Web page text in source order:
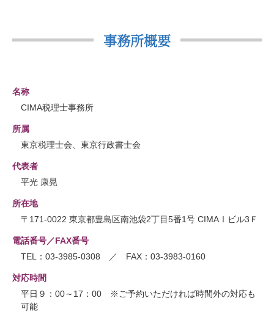
事務所概要
名称
CIMA税理士事務所
所属
東京税理士会、東京行政書士会
代表者
平光 康晃
所在地
〒171-0022 東京都豊島区南池袋2丁目5番1号 CIMAⅠビル3Ｆ
電話番号／FAX番号
TEL：03-3985-0308 ／ FAX：03-3983-0160
対応時間
平日９：00～17：00 ※ご予約いただければ時間外の対応も
可能